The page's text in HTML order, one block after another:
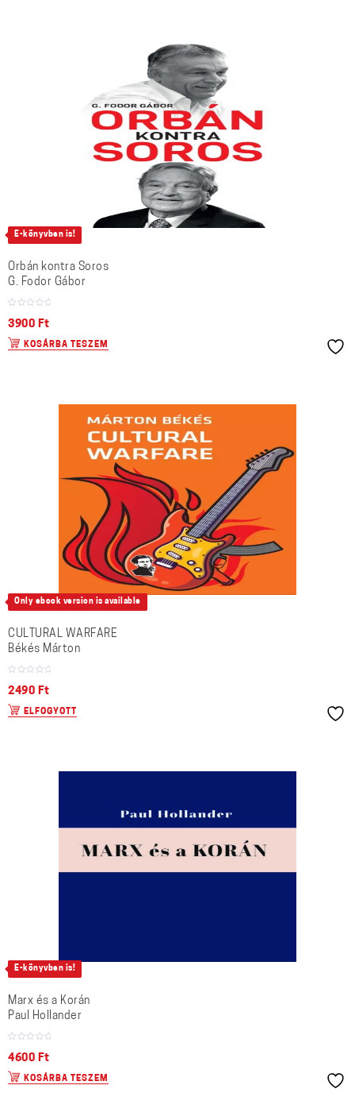
E-könyvben is!
Orbán kontra Soros
G. Fodor Gábor
3900 Ft
KOSÁRBA TESZEM
Only ebook version is available
CULTURAL WARFARE
Békés Márton
2490 Ft
ELFOGYOTT
E-könyvben is!
Marx és a Korán
Paul Hollander
4600 Ft
KOSÁRBA TESZEM